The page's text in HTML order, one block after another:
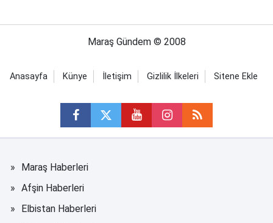
Maraş Gündem © 2008
Anasayfa Künye İletişim Gizlilik İlkeleri Sitene Ekle
Maraş Haberleri
Afşin Haberleri
Elbistan Haberleri